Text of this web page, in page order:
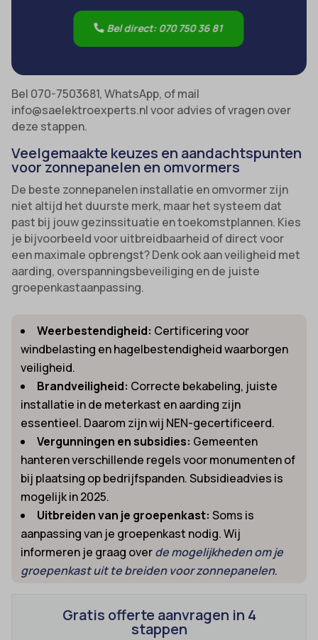
Bel direct: 070 750 36 81
Bel 070-7503681, WhatsApp, of mail
info@saelektroexperts.nl voor advies of vragen over
deze stappen.
Veelgemaakte keuzes en aandachtspunten
voor zonnepanelen en omvormers
De beste zonnepanelen installatie en omvormer zijn
niet altijd het duurste merk, maar het systeem dat
past bij jouw gezinssituatie en toekomstplannen. Kies
je bijvoorbeeld voor uitbreidbaarheid of direct voor
een maximale opbrengst? Denk ook aan veiligheid met
aarding, overspanningsbeveiliging en de juiste
groepenkastaanpassing.
Weerbestendigheid: Certificering voor
windbelasting en hagelbestendigheid waarborgen
veiligheid.
Brandveiligheid: Correcte bekabeling, juiste
installatie in de meterkast en aarding zijn
essentieel. Daarom zijn wij NEN-gecertificeerd.
Vergunningen en subsidies: Gemeenten
hanteren verschillende regels voor monumenten of
bij plaatsing op bedrijfspanden. Subsidieadvies is
mogelijk in 2025.
Uitbreiden van je groepenkast: Soms is
aanpassing van je groepenkast nodig. Wij
informeren je graag overde mogelijkheden om je
groepenkast uit te breiden voor zonnepanelen.
Gratis offerte aanvragen in 4
stappen